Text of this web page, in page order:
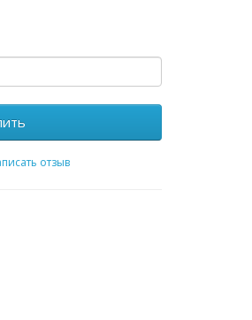
отзыв